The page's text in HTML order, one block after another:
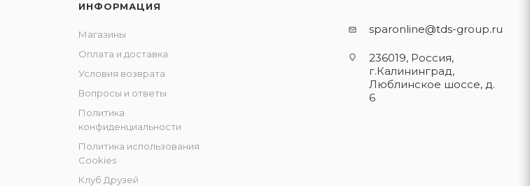
ИНФОРМАЦИЯ
Магазины
Оплата и доставка
Условия возврата
Вопросы и ответы
Политика
конфиденциальности
Политика использования
Cookies
Клуб Друзей
sparonline@tds-group.ru
236019, Россия,
г.Калининград,
Люблинское шоссе, д.
6